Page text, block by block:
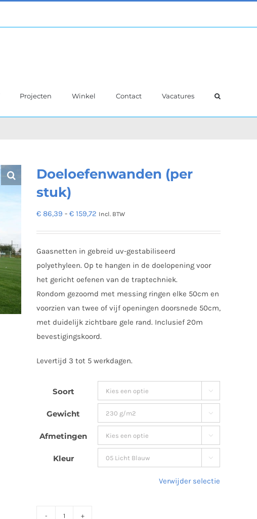
Projecten Winkel Contact Vacatures
Doeloefenwanden (per
stuk)
€ 86,39 - € 159,72 Prijsklasse:
€ 159,72
Incl. BTW
Gaasnetten in gebreid uv-gestabiliseerd
polyethyleen. Op te hangen in de doelopening voor
het gericht oefenen van de traptechniek.
Rondom gezoomd met messing ringen elke 50cm en
voorzien van twee of vijf openingen doorsnede 50cm,
met duidelijk zichtbare gele rand. Inclusief 20m
bevestigingskoord.
Levertijd 3 tot 5 werkdagen.
Soort 
Gewicht 
Afmetingen 
Kleur 
Verwijder selectie